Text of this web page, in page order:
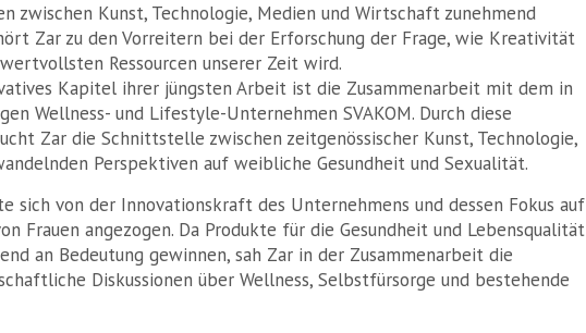
zwischen Kunst, Technologie, Medien und Wirtschaft zunehmend
Zar zu den Vorreitern bei der Erforschung der Frage, wie Kreativität
Ressourcen unserer Zeit wird.
Kapitel ihrer jüngsten Arbeit ist die Zusammenarbeit mit dem in
Wellness- und Lifestyle-Unternehmen SVAKOM. Durch diese
Zar die Schnittstelle zwischen zeitgenössischer Kunst, Technologie,
Perspektiven auf weibliche Gesundheit und Sexualität.
sich von der Innovationskraft des Unternehmens und dessen Fokus auf
Frauen angezogen. Da Produkte für die Gesundheit und Lebensqualität
an Bedeutung gewinnen, sah Zar in der Zusammenarbeit die
Diskussionen über Wellness, Selbstfürsorge und bestehende